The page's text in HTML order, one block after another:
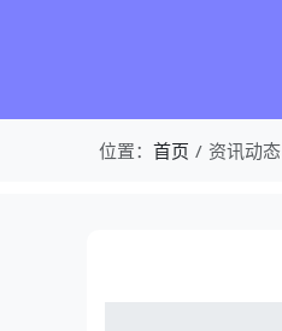
位置： 首页 资讯动态